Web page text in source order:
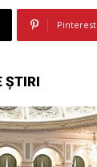
Pinterest
ȘTIRI